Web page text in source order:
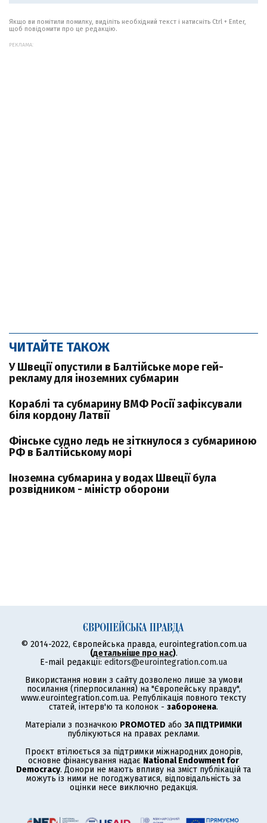
Якщо ви помітили помилку, виділіть необхідний текст і натисніть Ctrl + Enter,
щоб повідомити про це редакцію.
РЕКЛАМА:
ЧИТАЙТЕ ТАКОЖ
У Швеції опустили в Балтійське море гей-
рекламу для іноземних субмарин
Кораблі та субмарину ВМФ Росії зафіксували
біля кордону Латвії
Фінське судно ледь не зіткнулося з субмариною
РФ в Балтійському морі
Іноземна субмарина у водах Швеції була
розвідником - міністр оборони
© 2014-2022, Європейська правда, eurointegration.com.ua
(детальніше про нас).
E-mail редакції: editors@eurointegration.com.ua
Використання новин з сайту дозволено лише за умови
посилання (гіперпосилання) на "Європейську правду",
www.eurointegration.com.ua. Републікація повного тексту
статей, інтерв'ю та колонок - заборонена.
Матеріали з позначкою PROMOTED або ЗА ПІДТРИМКИ
публікуються на правах реклами.
Проєкт втілюється за підтримки міжнародних донорів,
основне фінансування надає National Endowment for
Democracy. Донори не мають впливу на зміст публікацій та
можуть із ними не погоджуватися, відповідальність за
оцінки несе виключно редакція.